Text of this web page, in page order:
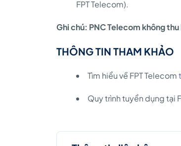
FPT Telecom).
Ghi chú: PNC Telecom không
THÔNG TIN THAM KHẢO
Tìm hiểu về FPT Telecom
Quy trình tuyển dụng tại